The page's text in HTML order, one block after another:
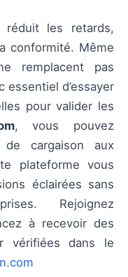
les retards,
conformité. Même
remplacent pas
essentiel d’essayer
pour valider les
, vous pouvez
cargaison aux
plateforme vous
éclairées sans
Rejoignez
à recevoir des
vérifiées dans le